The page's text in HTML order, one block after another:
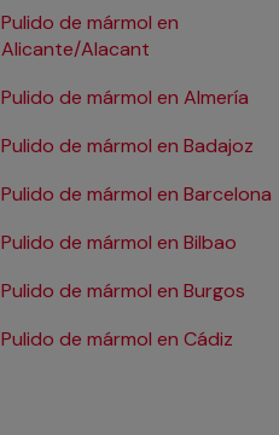
Pulido de mármol en
Alicante/Alacant
Pulido de mármol en Almería
Pulido de mármol en Badajoz
Pulido de mármol en Barcelona
Pulido de mármol en Bilbao
Pulido de mármol en Burgos
Pulido de mármol en Cádiz